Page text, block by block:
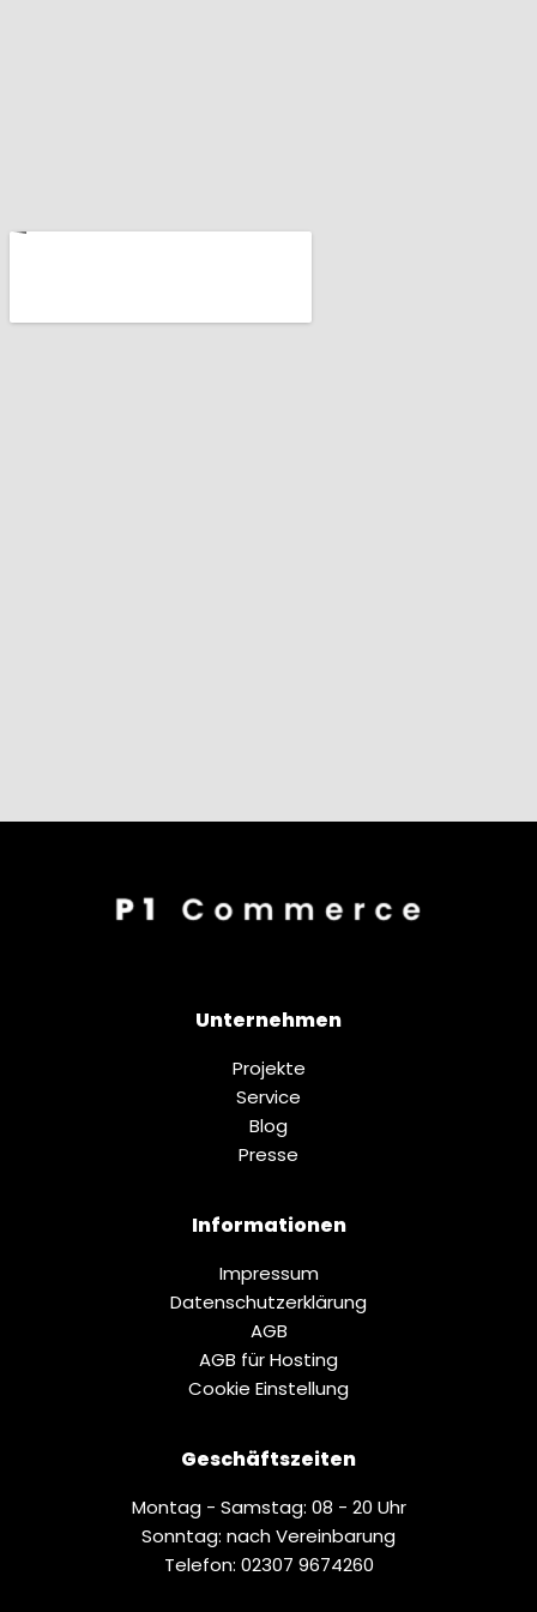
Unternehmen
Projekte
Service
Blog
Presse
Informationen
Impressum
Datenschutz­erklärung
AGB
AGB für Hosting
Cookie Einstellung
Geschäftszeiten
Montag - Samstag: 08 - 20 Uhr
Sonntag: nach Vereinbarung
Telefon: 02307 9674260